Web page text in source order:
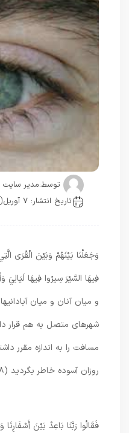
توسط:مدیر سایت
تاریخ انتشار: 7 آوریل
وَجَعَلْنَا بَيْنَهُمْ وَبَيْنَ الْقُرَى
فِيهَا السَّيْرَ سِيرُوا فِيهَا لَيَالِيَ
و ميان آنان و ميان
شهرهاى متصل به هم قرار
مسافت را به اندازه مقرر
روزان آسوده ‏خاطر بگرديد (۱۸)
فَقَالُوا رَبَّنَا بَاعِدْ بَيْنَ